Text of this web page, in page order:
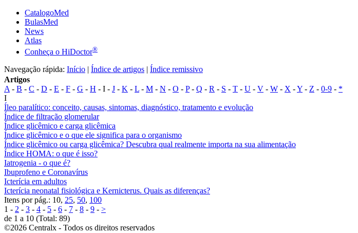
CatalogoMed
BulasMed
News
Atlas
Conheça o HiDoctor®
Navegação rápida: Início | Índice de artigos | Índice remissivo
Artigos
A - B - C - D - E - F - G - H - I - J - K - L - M - N - O - P- Q - R - S - T - U - V - W - X -Y - Z - 0-9 - *
I
Íleo paralítico: conceito, causas, sintomas, diagnóstico, tratamento e evolução
Índice de filtração glomerular
Índice glicêmico e carga glicêmica
Índice glicêmico e o que ele significa para o organismo
Índice glicêmico ou carga glicêmica? Descubra qual realmente importa na sua alimentação
Índice HOMA: o que é isso?
Iatrogenia - o que é?
Ibuprofeno e Coronavírus
Icterícia em adultos
Icterícia neonatal fisiológica e Kernicterus. Quais as diferenças?
Itens por pág.: 10, 25, 50, 100
1 - 2 - 3 - 4 - 5 - 6 - 7 - 8 - 9 - >
de 1 a 10 (Total: 89)
©2026 Centralx - Todos os direitos reservados